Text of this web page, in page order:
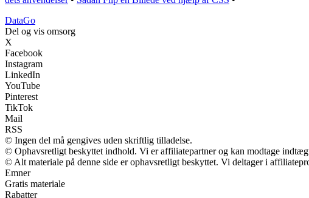
DataGo
Del og vis omsorg
X
Facebook
Instagram
LinkedIn
YouTube
Pinterest
TikTok
Mail
RSS
© Ingen del må gengives uden skriftlig tilladelse.
© Ophavsretligt beskyttet indhold. Vi er affiliatepartner og kan modtage
© Alt materiale på denne side er ophavsretligt beskyttet. Vi deltager i
Emner
Gratis materiale
Rabatter